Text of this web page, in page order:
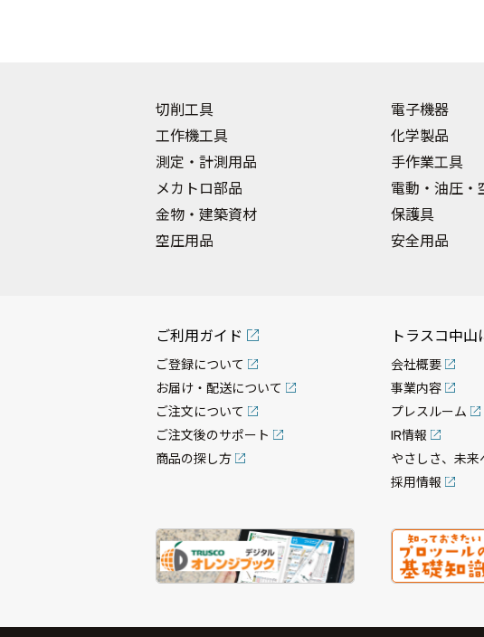
切削工具
工作機工具
測定・計測用品
メカトロ部品
金物・建築資材
空圧用品
電子機器
化学製品
手作業工具
電動・油圧・
保護具
安全用品
ご利用ガイド
ご登録について
お届け・配送について
ご注文について
ご注文後のサポート
商品の探し方
トラスコ中山
会社概要
事業内容
プレスルーム
IR情報
やさしさ、未来
採用情報